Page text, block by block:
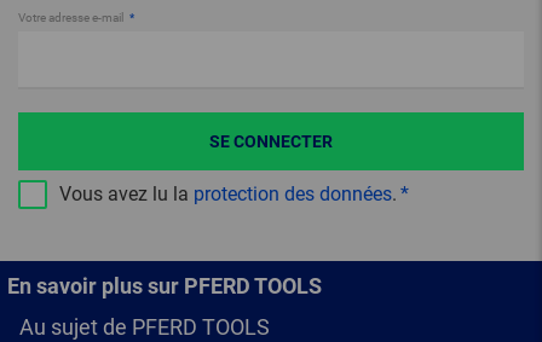
Votre adresse e-mail
Vous avez lu la protection des données.
SE CONNECTER
En savoir plus sur PFERD TOOLS
Au sujet de PFERD TOOLS